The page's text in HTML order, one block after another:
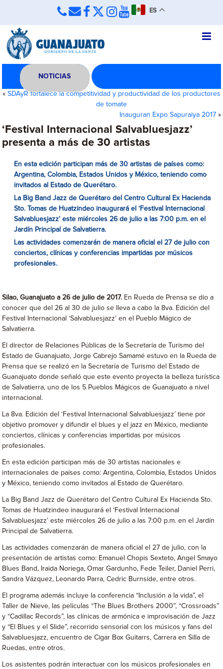
ES
NOTICIAS
« SDAyR fortalece la competitividad y productividad de los productores
de tomate
Inauguran Expo Sapuraiya 2017»
‘Festival Internacional Salvabluesjazz’
presenta a más de 30 artistas
En esta edición participan más de 30 artistas de países como:
Argentina, Colombia, Estados Unidos y México, teniendo como
invitados al Estado de Querétaro.
La Big Band Jazz de Querétaro delCentro Cultural Ex Hacienda
Sto. Tomas de Huatzindeo inaugurará el ‘Festival Internacional
Salvabluesjazz’ este miércoles 26 de julio a las 7:00 p.m. en el
Jardín Principal de Salvatierra.
Las actividades comenzarán de manera oficial el 27 de julio con
conciertos, clínicas y conferencias impartidas por músicos
profesionales.
Silao, Guanajuato a 26 de julio de 2017. En Rueda de Prensa se dio a
conocer que del 26 al 30 de julio se lleva a cabo la 8va. Edición del
Festival Internacional ‘Salvabluesjazz’ en el Pueblo Mágico de
Salvatierra.
El director de Relaciones Públicas de la Secretaría de Turismo del
Estado de Guanajuato, Jorge Cabrejo Samamé estuvo en la Rueda de
Prensa que se realizó en la Secretaría de Turismo del Estado de
Guanajuato donde señaló que este evento proyecta la belleza turística
de Salvatierra, uno de los 5 Pueblos Mágicos de Guanajuato a nivel
internacional.
La 8va. Edición del ‘Festival Internacional Salvabluesjazz’ tiene por
objetivo promover y difundir el blues y el jazz en México, mediante
conciertos, clínicas y conferencias impartidas por músicos
profesionales.
En esta edición participan más de 30 artistas nacionales e
internacionales de países como: Argentina, Colombia, Estados Unidos
y México, teniendo como invitados al Estado de Querétaro.
La Big Band Jazz de Querétaro del Centro Cultural Ex Hacienda Sto.
Tomas de Huatzindeo inaugurará el ‘Festival Internacional
Salvabluesjazz’ este miércoles 26 de julio a las 7:00 p.m. en el Jardín
Principal de Salvatierra.
Las actividades comenzarán de manera oficial el 27 de julio, con la
presentación de artistas como: Emanuel Chopis Sexteto, Angel Smayo
Blues Band, Iraida Noriega, Omar Gardunho, Fede Teiler, Daniel Perri,
Sandra Vázquez, Leonardo Parra, Cedric Burnside, entre otros.
El programa además incluye la conferencia “Inclusión a la vida”, el
Taller de Nieve, las películas “The Blues Brothers 2000”, “Crossroads”
y “Cadillac Records”, las clínicas de armónica e improvisación de Jazz
y “El Blues y el Slide”, recorrido sensorial con los músicos y fans del
Salvabluesjazz, encuentro de Cigar Box Guitarrs, Carrera en Silla de
Ruedas, entre otros.
Los asistentes podrán interactuar con los músicos profesionales en